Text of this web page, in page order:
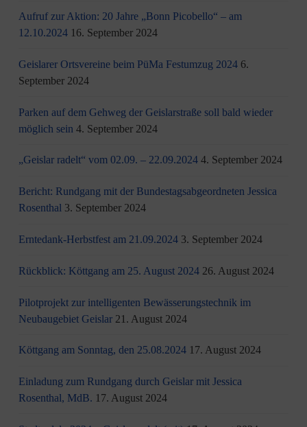
Aufruf zur Aktion: 20 Jahre „Bonn Picobello“ – am
12.10.2024 16. September 2024
Geislarer Ortsvereine beim PüMa Festumzug 2024 6.
September 2024
Parken auf dem Gehweg der Geislarstraße soll bald wieder
möglich sein 4. September 2024
„Geislar radelt“ vom 02.09. – 22.09.2024 4. September 2024
Bericht: Rundgang mit der Bundestagsabgeordneten Jessica
Rosenthal 3. September 2024
Erntedank-Herbstfest am 21.09.2024 3. September 2024
Rückblick: Köttgang am 25. August 2024 26. August 2024
Pilotprojekt zur intelligenten Bewässerungstechnik im
Neubaugebiet Geislar 21. August 2024
Köttgang am Sonntag, den 25.08.2024 17. August 2024
Einladung zum Rundgang durch Geislar mit Jessica
Rosenthal, MdB. 17. August 2024